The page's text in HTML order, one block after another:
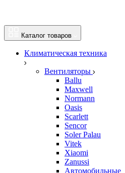
Каталог товаров
Климатическая техника
Вентиляторы
Ballu
Maxwell
Normann
Oasis
Scarlett
Sencor
Soler Palau
Vitek
Xiaomi
Zanussi
Автомобильные